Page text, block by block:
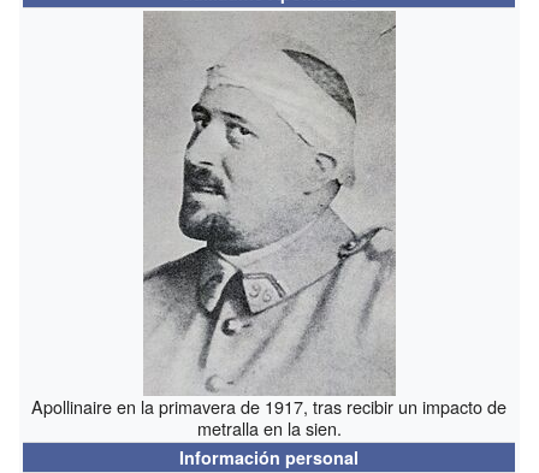
Apollinaire en la primavera de 1917, tras recibir un impacto de
metralla en la sien.
Información personal